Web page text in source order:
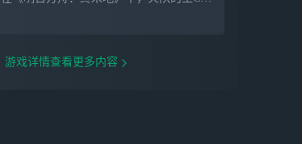
游戏详情查看更多内容